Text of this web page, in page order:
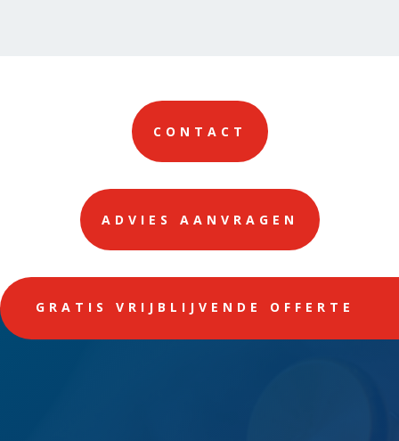
CONTACT
ADVIES AANVRAGEN
GRATIS VRIJBLIJVENDE OFFERTE